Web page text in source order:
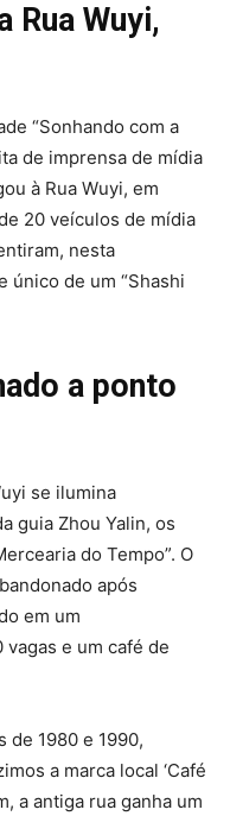
Rua Wuyi,
“Sonhando com a
de imprensa de mídia
à Rua Wuyi, em
20 veículos de mídia
nesta
único de um “Shashi
a ponto
se ilumina
guia Zhou Yalin, os
do Tempo”. O
após
em um
e um café de
de 1980 e 1990,
a marca local ‘Café
a antiga rua ganha um